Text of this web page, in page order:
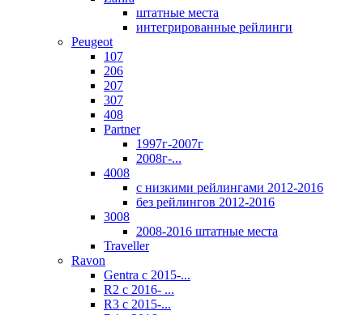
штатные места
интегрированные рейлинги
Peugeot
107
206
207
307
408
Partner
1997г-2007г
2008г-...
4008
с низкими рейлингами 2012-2016
без рейлингов 2012-2016
3008
2008-2016 штатные места
Traveller
Ravon
Gentra с 2015-...
R2 с 2016- ...
R3 с 2015-...